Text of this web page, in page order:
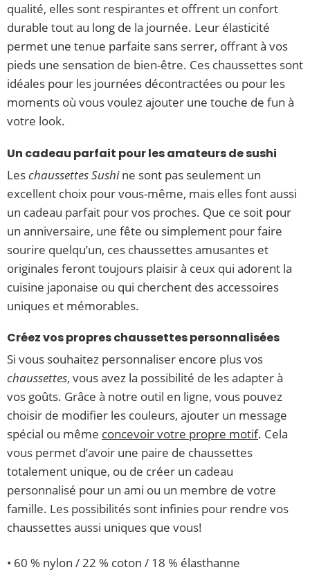
qualité, elles sont respirantes et offrent un confort
durable tout au long de la journée. Leur élasticité
permet une tenue parfaite sans serrer, offrant à vos
pieds une sensation de bien-être. Ces chaussettes sont
idéales pour les journées décontractées ou pour les
moments où vous voulez ajouter une touche de fun à
votre look.
Un cadeau parfait pour les amateurs de sushi
Leschaussettes Sushine sont pas seulement un
excellent choix pour vous-même, mais elles font aussi
un cadeau parfait pour vos proches. Que ce soit pour
un anniversaire, une fête ou simplement pour faire
sourire quelqu’un, ces chaussettes amusantes et
originales feront toujours plaisir à ceux qui adorent la
cuisine japonaise ou qui cherchent des accessoires
uniques et mémorables.
Créez vos propres chaussettes personnalisées
Si vous souhaitez personnaliser encore plus vos
chaussettes, vous avez la possibilité de les adapter à
vos goûts. Grâce à notre outil en ligne, vous pouvez
choisir de modifier les couleurs, ajouter un message
spécial ou même concevoir votre propre motif. Cela
vous permet d’avoir une paire de chaussettes
totalement unique, ou de créer un cadeau
personnalisé pour un ami ou un membre de votre
famille. Les possibilités sont infinies pour rendre vos
chaussettes aussi uniques que vous!
• 60 % nylon / 22 % coton / 18 % élasthanne